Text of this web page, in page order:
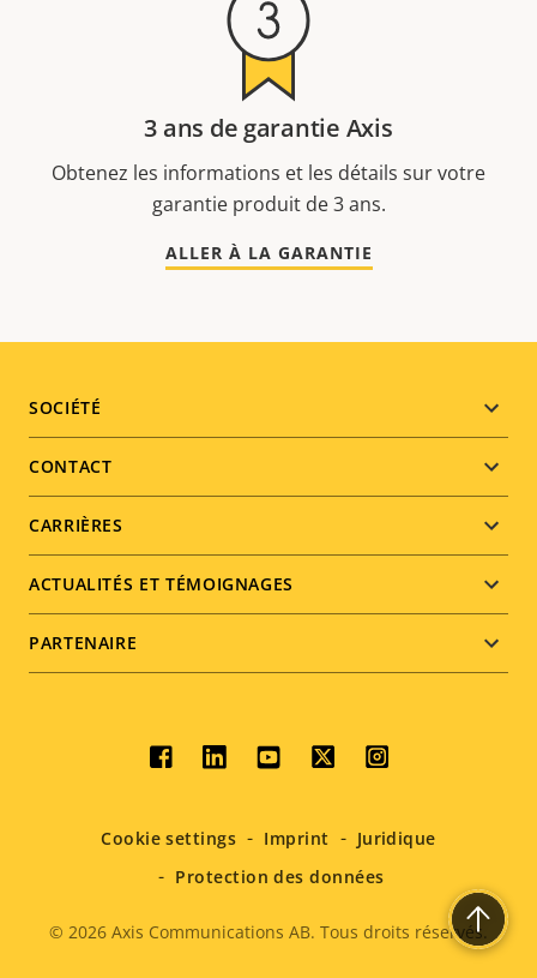
3 ans de garantie Axis
Obtenez les informations et les détails sur votre
garantie produit de 3 ans.
ALLER À LA GARANTIE
Footer
menu
SOCIÉTÉ
CONTACT
CARRIÈRES
ACTUALITÉS ET TÉMOIGNAGES
PARTENAIRE
Social
menu
Legal
© 2026 Axis Communications AB. Tous droits réservés.
Cookie settings Imprint
Juridique
Protection des données